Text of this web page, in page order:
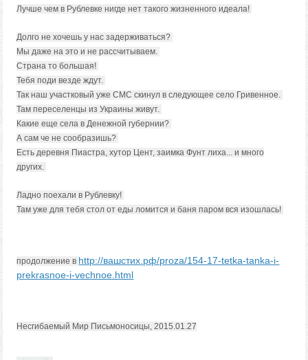
Лучше чем в Рублевке нигде нет такого жизненного идеала!
Долго не хочешь у нас задерживаться?
Мы даже на это и не рассчитываем.
Страна то большая!
Тебя поди везде ждут.
Так наш участковый уже СМС скинул в следующее село Гривенное.
Там переселенцы из Украины живут.
Какие еще села в Денежной губернии?
А сам че не сообразишь?
Есть деревня Пиастра, хутор Цент, заимка Фунт лиха... и много
других.
Ладно поехали в Рублевку!
Там уже для тебя стол от еды ломится и баня паром вся изошлась!
продолжение в http://вашстих.рф/proza/154-17-tetka-tanka-i-
prekrasnoe-i-vechnoe.html
Несгибаемый Мир Письмоносицы, 2015.01.27